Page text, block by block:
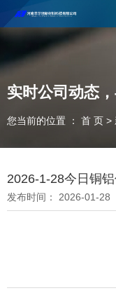
河南丰尔彻新材料科技
实时公司动态
您当前的位置 ： 首 页 >
2026-1-28今日铜
发布时间： 2026-01-28